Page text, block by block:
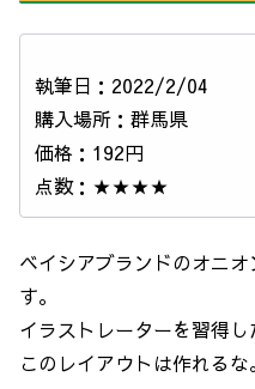
執筆日：2022/2/04
購入場所：群馬県
価格：192円
点数：★★★★
ベイシアブランドのオニ
す。
イラストレーターを習得し
このレイアウトは作れるな